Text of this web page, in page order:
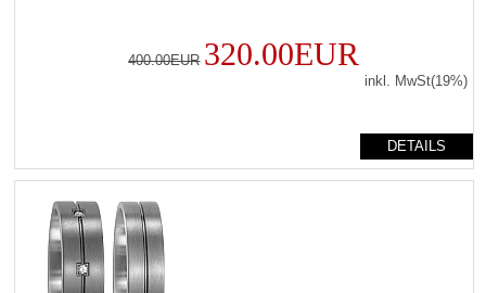
400.00EUR 320.00EUR
inkl. MwSt(19%)
DETAILS